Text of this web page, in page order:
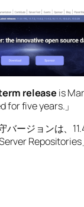
release is
for five years.」
バージョンは、